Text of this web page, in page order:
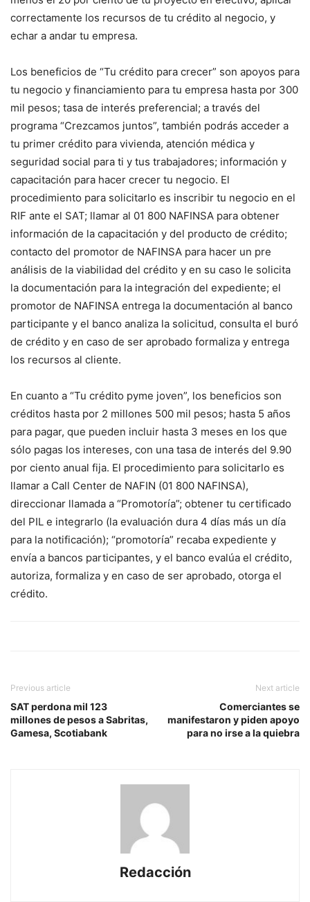
correctamente los recursos de tu crédito al negocio, y
echar a andar tu empresa.
Los beneficios de “Tu crédito para crecer” son apoyos para
tu negocio y financiamiento para tu empresa hasta por 300
mil pesos; tasa de interés preferencial; a través del
programa “Crezcamos juntos”, también podrás acceder a
tu primer crédito para vivienda, atención médica y
seguridad social para ti y tus trabajadores; información y
capacitación para hacer crecer tu negocio. El
procedimiento para solicitarlo es inscribir tu negocio en el
RIF ante el SAT; llamar al 01 800 NAFINSA para obtener
información de la capacitación y del producto de crédito;
contacto del promotor de NAFINSA para hacer un pre
análisis de la viabilidad del crédito y en su caso le solicita
la documentación para la integración del expediente; el
promotor de NAFINSA entrega la documentación al banco
participante y el banco analiza la solicitud, consulta el buró
de crédito y en caso de ser aprobado formaliza y entrega
los recursos al cliente.
En cuanto a “Tu crédito pyme joven”, los beneficios son
créditos hasta por 2 millones 500 mil pesos; hasta 5 años
para pagar, que pueden incluir hasta 3 meses en los que
sólo pagas los intereses, con una tasa de interés del 9.90
por ciento anual fija. El procedimiento para solicitarlo es
llamar a Call Center de NAFIN (01 800 NAFINSA),
direccionar llamada a “Promotoría”; obtener tu certificado
del PIL e integrarlo (la evaluación dura 4 días más un día
para la notificación); “promotoría” recaba expediente y
envía a bancos participantes, y el banco evalúa el crédito,
autoriza, formaliza y en caso de ser aprobado, otorga el
crédito.
Previous article
SAT perdona mil 123
millones de pesos a Sabritas,
Gamesa, Scotiabank
Next article
Comerciantes se
manifestaron y piden apoyo
para no irse a la quiebra
Redacción